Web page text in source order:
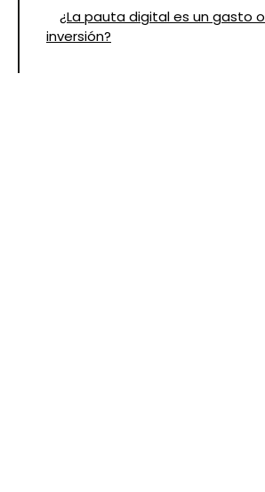
¿La pauta digital es un gasto
inversión?